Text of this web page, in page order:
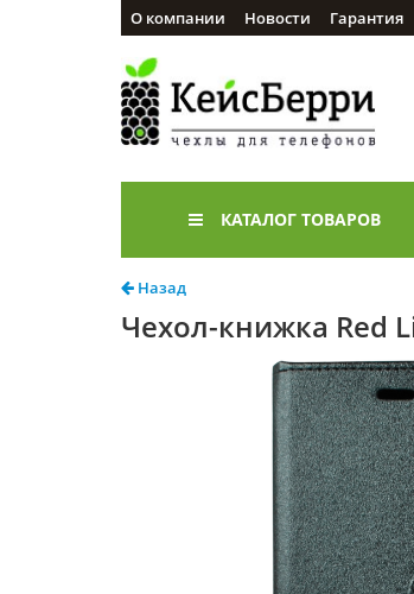
О компании Новости Гарантия
КАТАЛОГ ТОВАРОВ
Назад
Чехол-книжка Red